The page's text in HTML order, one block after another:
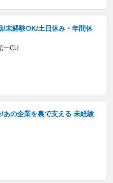
/未経験OK/土日休み・年間休
一CU
あの企業を裏で支える 未経験